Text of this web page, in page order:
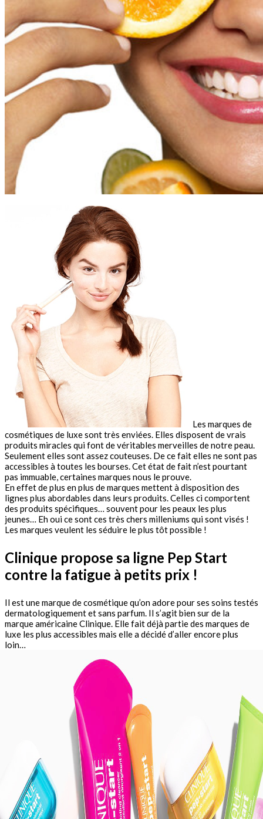
Les marques de
cosmétiques de luxe sont très enviées. Elles disposent de vrais
produits miracles qui font de véritables merveilles de notre peau.
Seulement elles sont assez couteuses. De ce fait elles ne sont pas
accessibles à toutes les bourses. Cet état de fait n’est pourtant
pas immuable, certaines marques nous le prouve.
En effet de plus en plus de marques mettent à disposition des
lignes plus abordables dans leurs produits. Celles ci comportent
des produits spécifiques… souvent pour les peaux les plus
jeunes… Eh oui ce sont ces très chers milleniums qui sont visés !
Les marques veulent les séduire le plus tôt possible !
Clinique propose sa ligne Pep Start
contre la fatigue à petits prix !
Il est une marque de cosmétique qu’on adore pour ses soins testés
dermatologiquement et sans parfum. Il s’agit bien sur de la
marque américaine Clinique. Elle fait déjà partie des marques de
luxe les plus accessibles mais elle a décidé d’aller encore plus
loin…